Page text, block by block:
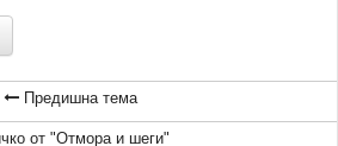
Предишна тема
от "Отмора и шеги"